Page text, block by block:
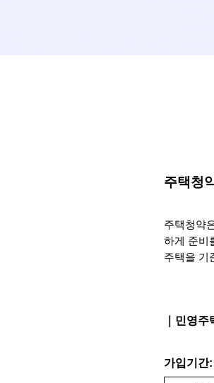
주택청
주택청약
하게 준비
주택을 기
｜민영
가입기간: